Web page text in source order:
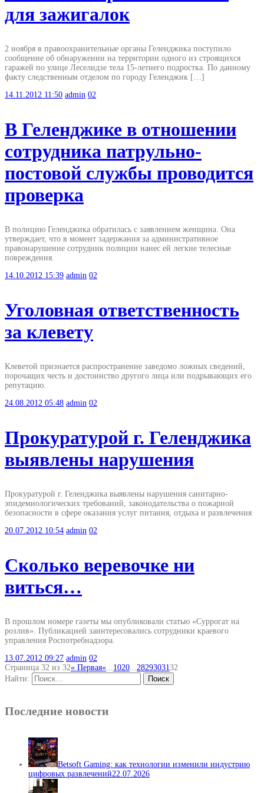
для зажигалок
2 ноября в правоохранительные органы Геленджика поступило
сообщение об обнаружении на территории одного из строящихся
гаражей по улице Леселидзе тела 15-летнего подростка. По данному
факту следственным отделом по городу Геленджик […]
14.11.2012 11:50 admin 02
В Геленджике в отношении
сотрудника патрульно-
постовой службы проводится
проверка
В полицию Геленджика обратилась с заявлением женщина. Она
утверждает, что в момент задержания за административное
правонарушение сотрудник полиции нанес ей легкие телесные
повреждения.
14.10.2012 15:39 admin 02
Уголовная ответственность
за клевету
Клеветой признается распространение заведомо ложных сведений,
порочащих честь и достоинство другого лица или подрывающих его
репутацию.
24.08.2012 05:48 admin 02
Прокуратурой г. Геленджика
выявлены нарушения
Прокуратурой г. Геленджика выявлены нарушения санитарно-
эпидемиологических требований, законодательства о пожарной
безопасности в сфере оказания услуг питания, отдыха и развлечения
20.07.2012 10:54 admin 02
Сколько веревочке ни
виться…
В прошлом номере газеты мы опубликовали статью «Суррогат на
розлив». Публикацией заинтересовались сотрудники краевого
управления Роспотребнадзора.
13.07.2012 09:27 admin 02
Страница 32 из 32« Первая« 1020 2829303132
Найти:
Последние новости
Betsoft Gaming: как технологии изменили индустрию
цифровых развлечений22.07.2026